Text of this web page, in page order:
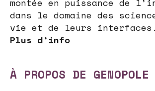
dans le domaine des
vie et de leurs interfaces.
Plus d’info
À PROPOS DE GENOPOLE